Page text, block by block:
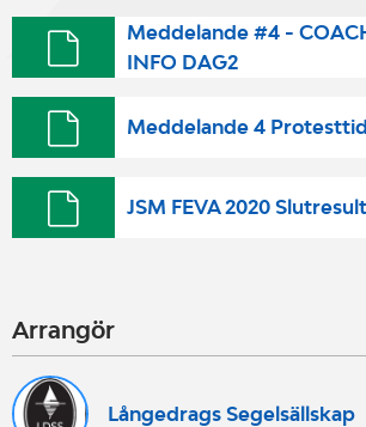
Meddelande #4 -
INFO DAG2
Meddelande 4 Protesttid
JSM FEVA 2020
Arrangör
Långedrags Segelsällskap